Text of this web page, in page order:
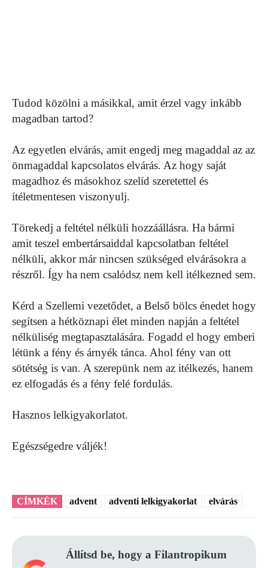
Tudod közölni a másikkal, amit érzel vagy inkább
magadban tartod?
Az egyetlen elvárás, amit engedj meg magaddal az az
önmagaddal kapcsolatos elvárás. Az hogy saját
magadhoz és másokhoz szelíd szeretettel és
ítéletmentesen viszonyulj.
Törekedj a feltétel nélküli hozzáállásra. Ha bármi
amit teszel embertársaiddal kapcsolatban feltétel
nélküli, akkor már nincsen szükséged elvárásokra a
részről. Így ha nem csalódsz nem kell itélkezned sem.
Kérd a Szellemi vezetődet, a Belső bölcs énedet hogy
segítsen a hétköznapi élet minden napján a feltétel
nélküliség megtapasztalására. Fogadd el hogy emberi
létünk a fény és árnyék tánca. Ahol fény van ott
sötétség is van. A szerepünk nem az itélkezés, hanem
ez elfogadás és a fény felé fordulás.
Hasznos lelkigyakorlatot.
Egészségedre váljék!
CÍMKÉK advent adventi lelkigyakorlat elvárás
Állítsd be, hogy a Filantropikum